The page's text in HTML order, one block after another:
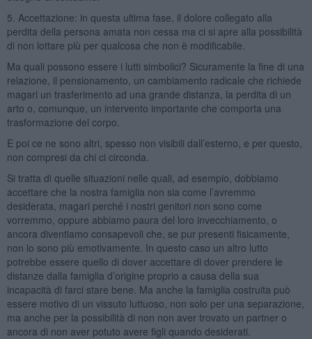
5. Accettazione: in questa ultima fase, il dolore collegato alla
perdita della persona amata non cessa ma ci si apre alla possibilità
di non lottare più per qualcosa che non è modificabile.
Ma quali possono essere i lutti simbolici? Sicuramente la fine di una
relazione, il pensionamento, un cambiamento radicale che richiede
magari un trasferimento ad una grande distanza, la perdita di un
arto o, comunque, un intervento importante che comporta una
trasformazione del corpo.
E poi ce ne sono altri, spesso non visibili dall’esterno, e per questo,
non compresi da chi ci circonda.
Si tratta di quelle situazioni nelle quali, ad esempio, dobbiamo
accettare che la nostra famiglia non sia come l’avremmo
desiderata, magari perché i nostri genitori non sono come
vorremmo, oppure abbiamo paura del loro invecchiamento, o
ancora diventiamo consapevoli che, se pur presenti fisicamente,
non lo sono più emotivamente. In questo caso un altro lutto
potrebbe essere quello di dover accettare di dover prendere le
distanze dalla famiglia d’origine proprio a causa della sua
incapacità di farci stare bene. Ma anche la famiglia costruita può
essere motivo di un vissuto luttuoso, non solo per una separazione,
ma anche per la possibilità di non non aver trovato un partner o
ancora di non aver potuto avere figli quando desiderati.